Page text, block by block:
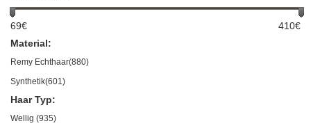
69€
410€
Material:
Remy Echthaar(880)
Synthetik(601)
Haar Typ:
Wellig (935)